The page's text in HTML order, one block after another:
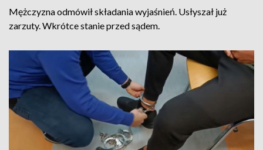
Mężczyzna odmówił składania wyjaśnień. Usłyszał już
zarzuty. Wkrótce stanie przed sądem.